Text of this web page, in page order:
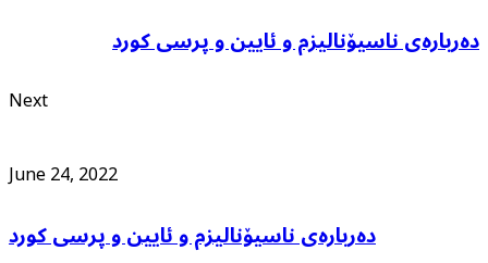
دەربارەی ناسیۆنالیزم و ئایین و پرسی کورد
Next
June 24, 2022
دەربارەی ناسیۆنالیزم و ئایین و پرسی کورد